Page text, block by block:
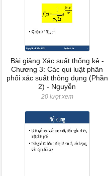
Bài giảng Xác suất thống kê -
Chương 3: Các qui luật phân
phối xác suất thông dụng (Phần
2) - Nguyễn
20 lượt xem